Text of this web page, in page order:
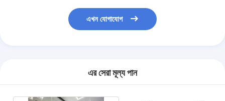
এখন যোগাযোগ
এর সেরা মূল্য পান